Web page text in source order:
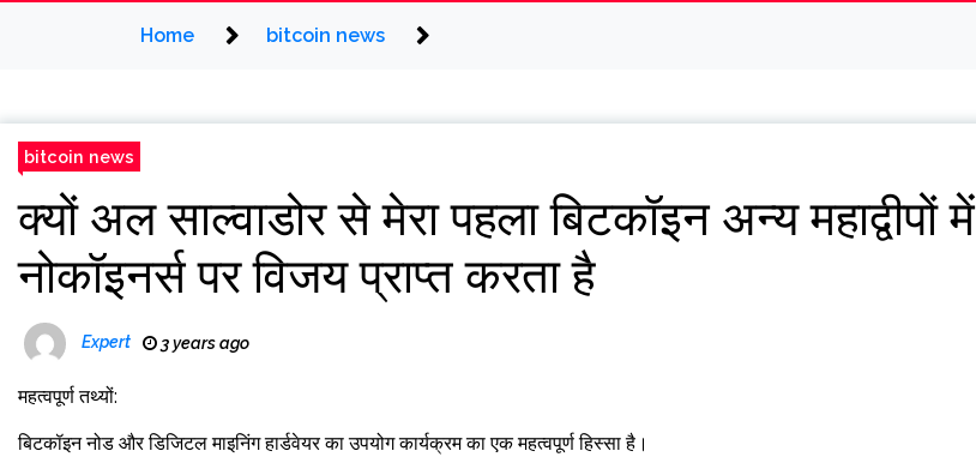
Home bitcoin news
bitcoin news
क्यों अल साल्वाडोर से मेरा पहला बिटकॉइन अन्य महाद्वीपों में
नोकॉइनर्स पर विजय प्राप्त करता है
Expert 3 years ago
महत्वपूर्ण तथ्यों:
बिटकॉइन नोड और डिजिटल माइनिंग हार्डवेयर का उपयोग कार्यक्रम का एक महत्वपूर्ण हिस्सा है।